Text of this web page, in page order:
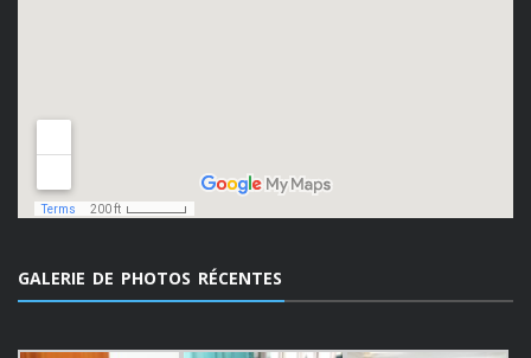
GALERIE DE PHOTOS RÉCENTES